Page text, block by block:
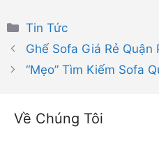
Danh
mục
Tin Tức
Ghế Sofa Giá Rẻ Quận
“Mẹo” Tìm Kiếm Sofa
Về Chúng Tôi